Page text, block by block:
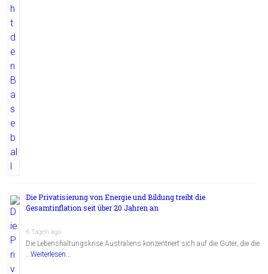
Die Privatisierung von Energie und Bildung treibt die
Gesamtinflation seit über 20 Jahren an
6 Tagen ago
Die Lebenshaltungskrise Australiens konzentriert sich auf die Güter, die die
…Weiterlesen...